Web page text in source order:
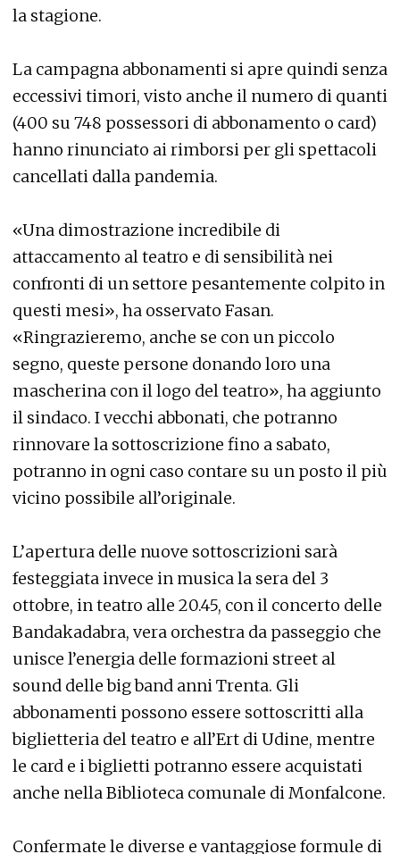
la stagione.
La campagna abbonamenti si apre quindi senza
eccessivi timori, visto anche il numero di quanti
(400 su 748 possessori di abbonamento o card)
hanno rinunciato ai rimborsi per gli spettacoli
cancellati dalla pandemia.
«Una dimostrazione incredibile di
attaccamento al teatro e di sensibilità nei
confronti di un settore pesantemente colpito in
questi mesi», ha osservato Fasan.
«Ringrazieremo, anche se con un piccolo
segno, queste persone donando loro una
mascherina con il logo del teatro», ha aggiunto
il sindaco. I vecchi abbonati, che potranno
rinnovare la sottoscrizione fino a sabato,
potranno in ogni caso contare su un posto il più
vicino possibile all’originale.
L’apertura delle nuove sottoscrizioni sarà
festeggiata invece in musica la sera del 3
ottobre, in teatro alle 20.45, con il concerto delle
Bandakadabra, vera orchestra da passeggio che
unisce l’energia delle formazioni street al
sound delle big band anni Trenta. Gli
abbonamenti possono essere sottoscritti alla
biglietteria del teatro e all’Ert di Udine, mentre
le card e i biglietti potranno essere acquistati
anche nella Biblioteca comunale di Monfalcone.
Confermate le diverse e vantaggiose formule di